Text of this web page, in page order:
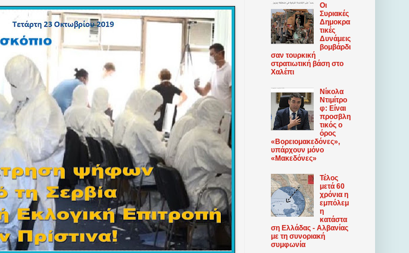
Οι
Συριακές
Δημοκρα
τικές
Δυνάμεις
βομβάρδι
σαν τουρκική
στρατιωτική βάση στο
Χαλέπι
Νίκολα
Ντιμίτρο
φ: Είναι
προσβλη
τικός ο
όρος
«Βορειομακεδόνες»,
υπάρχουν μόνο
«Μακεδόνες»
Τέλος
μετά 60
χρόνια η
εμπόλεμ
η
κατάστα
ση Ελλάδας - Αλβανίας
με τη συνοριακή
συμφωνία